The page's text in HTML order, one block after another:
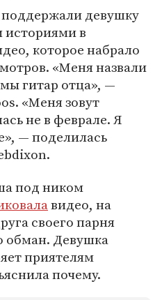
девушку
историями в
которое набрало
«Меня назвали
гитар отца», —
«Меня зовут
не в феврале. Я
— поделилась
под ником
видео, на
своего парня
обман. Девушка
приятелям
почему.